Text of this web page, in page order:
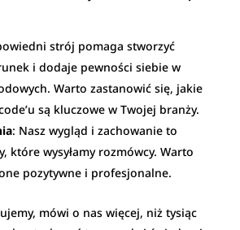
strój pomaga stworzyć
i dodaje pewności siebie w
Warto zastanowić się, jakie
są kluczowe w Twojej branży.
: Nasz wygląd i zachowanie to
które wysyłamy rozmówcy. Warto
pozytywne i profesjonalne.
mówi o nas więcej, niż tysiąc